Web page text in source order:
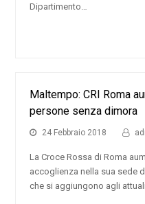
Dipartimento…
Maltempo: CRI Roma
persone senza dimora
24 Febbraio 2018
La Croce Rossa di Roma
accoglienza nella sua sede
che si aggiungono agli